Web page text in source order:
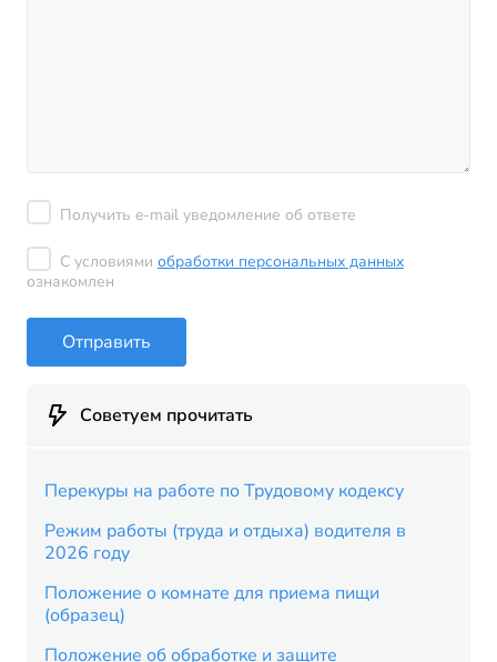
Получить e-mail уведомление об ответе
С условиями обработки персональных данных
ознакомлен
Отправить
Советуем прочитать
Перекуры на работе по Трудовому кодексу
Режим работы (труда и отдыха) водителя в
2026 году
Положение о комнате для приема пищи
(образец)
Положение об обработке и защите